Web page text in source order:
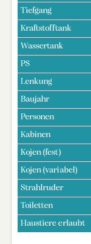
Tiefgang
Kraftstofftank
Wassertank
PS
Lenkung
Baujahr
Personen
Kabinen
Kojen (fest)
Kojen (variabel)
Strahlruder
Toiletten
Haustiere erlaubt